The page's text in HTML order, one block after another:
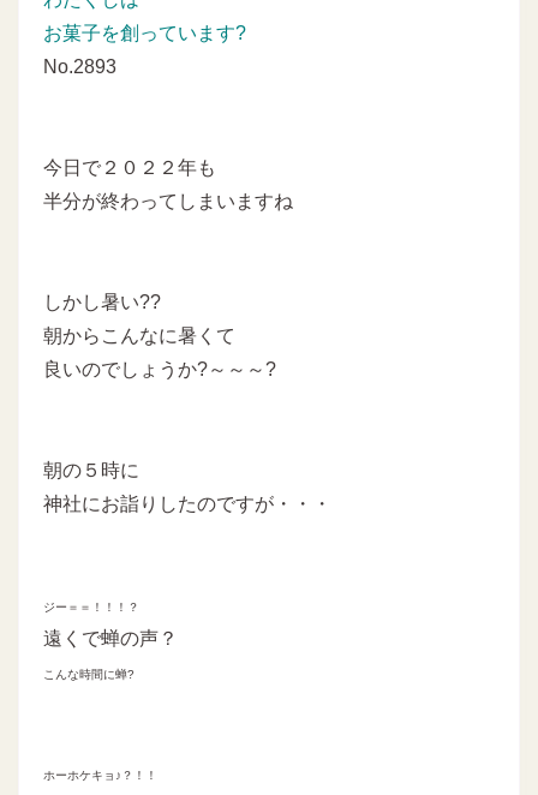
お菓子を創っています?
No.2893
今日で２０２２年も
半分が終わってしまいますね
しかし暑い??
朝からこんなに暑くて
良いのでしょうか?～～～?
朝の５時に
神社にお詣りしたのですが・・・
ジー＝＝！！！？
遠くで蝉の声？
こんな時間に蝉?
ホーホケキョ♪？！！